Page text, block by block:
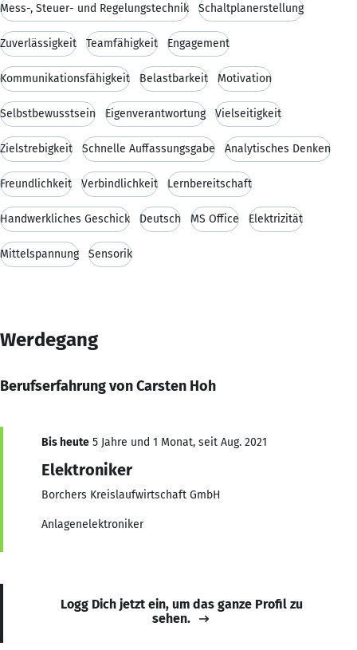
Mess-, Steuer- und Regelungstechnik Schaltplanerstellung
Zuverlässigkeit Teamfähigkeit Engagement
Kommunikationsfähigkeit Belastbarkeit Motivation
Selbstbewusstsein Eigenverantwortung Vielseitigkeit
Zielstrebigkeit Schnelle Auffassungsgabe Analytisches Denken
Freundlichkeit Verbindlichkeit Lernbereitschaft
Handwerkliches Geschick Deutsch MS Office Elektrizität
Mittelspannung Sensorik
Werdegang
Berufserfahrung von Carsten Hoh
Bis heute 5 Jahre und 1 Monat, seit Aug. 2021
Elektroniker
Borchers Kreislaufwirtschaft GmbH
Anlagenelektroniker
Logg Dich jetzt ein, um das ganze Profil zu
sehen.